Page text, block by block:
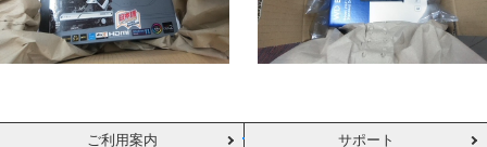
ご利用案内 サポート